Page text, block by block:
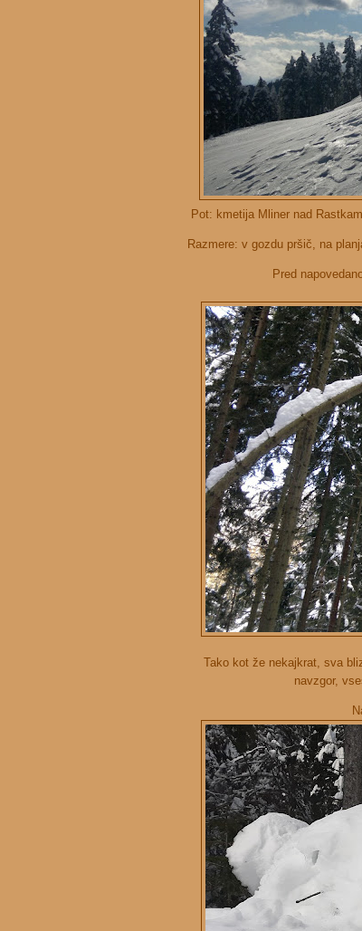
Pot: kmetija Mliner nad
Razmere: v gozdu pršič, na
Pred
Tako kot že nekajkrat, sva
navzgor,